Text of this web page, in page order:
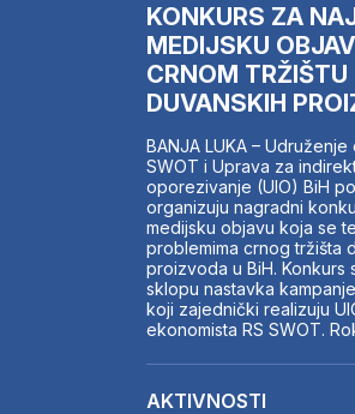
KONKURS ZA
MEDIJSKU
CRNOM TRŽIŠTU
DUVANSKIH
BANJA LUKA – Udruženje
SWOT i Uprava za
oporezivanje (UIO) BiH
organizuju nagradni
medijsku objavu koja se
problemima crnog tržišta
proizvoda u BiH. Konkurs
sklopu nastavka
koji zajednički realizuju
ekonomista RS SWOT.
AKTIVNOSTI